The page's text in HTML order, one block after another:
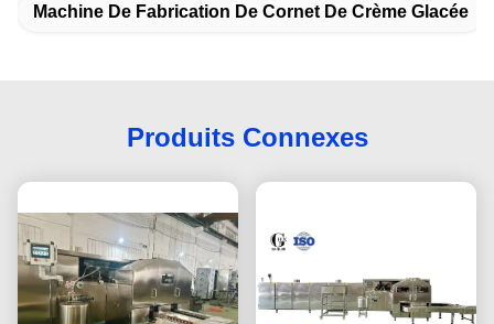
Machine De Fabrication De Cornet De Crème Glacée
Produits Connexes